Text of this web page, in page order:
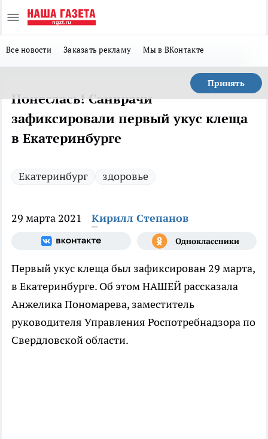
Все новости Заказать рекламу Мы в ВКонтакте
Принять
Понеслась! Санврачи
зафиксировали первый укус клеща
в Екатеринбурге
Екатеринбург здоровье
29 марта 2021 Кирилл Степанов
Первый укус клеща был зафиксирован 29 марта,
в Екатеринбурге. Об этом НАШЕЙ рассказала
Анжелика Пономарева, заместитель
руководителя Управления Роспотребнадзора по
Свердловской области.